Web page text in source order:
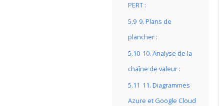
PERT :
5.9 9. Plans de
plancher :
5.10 10. Analyse de la
chaîne de valeur :
5.11 11. Diagrammes
Azure et Google Cloud